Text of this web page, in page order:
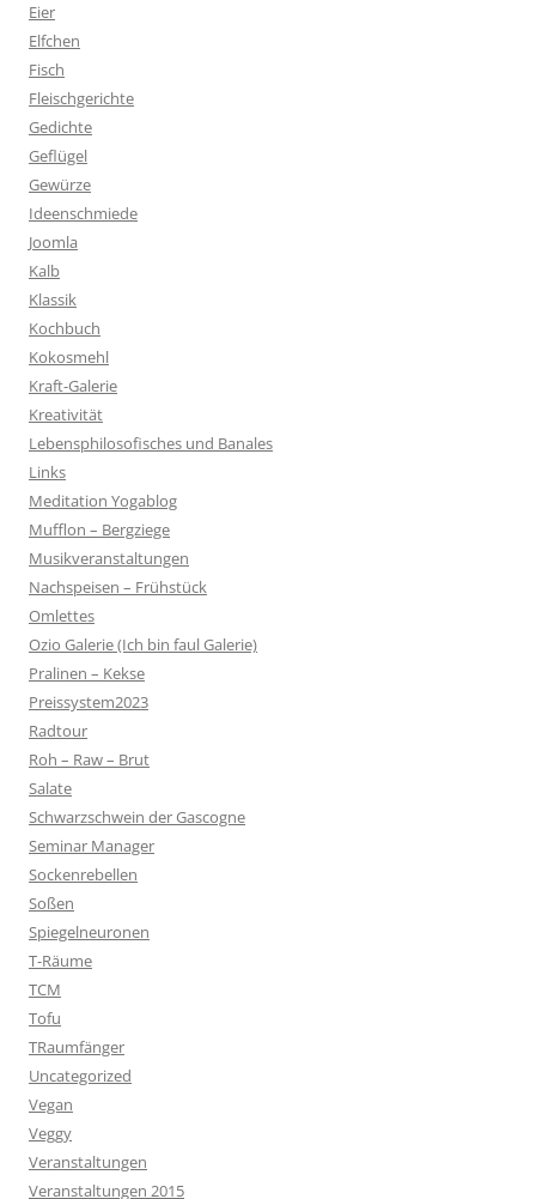
Eier
Elfchen
Fisch
Fleischgerichte
Gedichte
Geflügel
Gewürze
Ideenschmiede
Joomla
Kalb
Klassik
Kochbuch
Kokosmehl
Kraft-Galerie
Kreativität
Lebensphilosofisches und Banales
Links
Meditation Yogablog
Mufflon – Bergziege
Musikveranstaltungen
Nachspeisen – Frühstück
Omlettes
Ozio Galerie (Ich bin faul Galerie)
Pralinen – Kekse
Preissystem2023
Radtour
Roh – Raw – Brut
Salate
Schwarzschwein der Gascogne
Seminar Manager
Sockenrebellen
Soßen
Spiegelneuronen
T-Räume
TCM
Tofu
TRaumfänger
Uncategorized
Vegan
Veggy
Veranstaltungen
Veranstaltungen 2015